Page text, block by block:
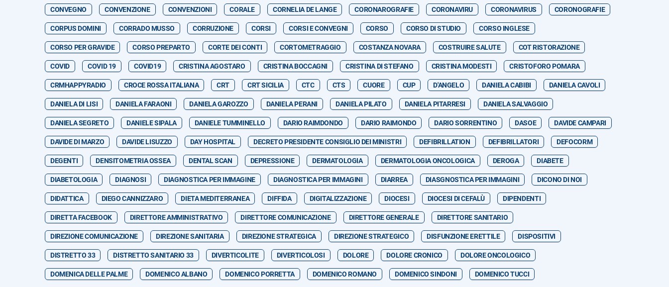
CONVEGNO CONVENZIONE CONVENZIONI CORALE CORNELIA DE LANGE CORONAROGRAFIE CORONAVIRU CORONAVIRUS CORONOGRAFIE
CORPUS DOMINI CORRADO MUSSO CORRUZIONE CORSI CORSI E CONVEGNI CORSO CORSO DI STUDIO CORSO INGLESE
CORSO PER GRAVIDE CORSO PREPARTO CORTE DEI CONTI CORTOMETRAGGIO COSTANZA NOVARA COSTRUIRE SALUTE COT RISTORAZIONE
COVID COVID 19 COVID19 CRISTINA AGOSTARO CRISTINA BOCCAGNI CRISTINA DI STEFANO CRISTINA MODESTI CRISTOFORO POMARA
CRMHAPPYRADIO CROCE ROSSA ITALIANA CRT CRT SICILIA CTC CTS CUORE CUP D'ANGELO DANIELA CABIBI DANIELA CAVOLI
DANIELA DI LISI DANIELA FARAONI DANIELA GAROZZO DANIELA PERANI DANIELA PILATO DANIELA PITARRESI DANIELA SALVAGGIO
DANIELA SEGRETO DANIELE SIPALA DANIELE TUMMINELLO DARIO RAIMDONDO DARIO RAIMONDO DARIO SORRENTINO DASOE DAVIDE CAMPARI
DAVIDE DI MARZO DAVIDE LISUZZO DAY HOSPITAL DECRETO PRESIDENTE CONSIGLIO DEI MINISTRI DEFIBRILLATION DEFIBRILLATORI DEFOCORM
DEGENTI DENSITOMETRIA OSSEA DENTAL SCAN DEPRESSIONE DERMATOLOGIA DERMATOLOGIA ONCOLOGICA DEROGA DIABETE
DIABETOLOGIA DIAGNOSI DIAGNOSTICA PER IMMAGINE DIAGNOSTICA PER IMMAGINI DIARREA DIASGNOSTICA PER IMMAGINI DICONO DI NOI
DIDATTICA DIEGO CANNIZZARO DIETA MEDITERRANEA DIFFIDA DIGITALIZZAZIONE DIOCESI DIOCESI DI CEFALÙ DIPENDENTI
DIRETTA FACEBOOK DIRETTORE AMMINISTRATIVO DIRETTORE COMUNICAZIONE DIRETTORE GENERALE DIRETTORE SANITARIO
DIREZIONE COMUNICAZIONE DIREZIONE SANITARIA DIREZIONE STRATEGICA DIREZIONE STRATEGICO DISFUNZIONE ERETTILE DISPOSITIVI
DISTRETTO 33 DISTRETTO SANITARIO 33 DIVERTICOLITE DIVERTICOLOSI DOLORE DOLORE CRONICO DOLORE ONCOLOGICO
DOMENICA DELLE PALME DOMENICO ALBANO DOMENICO PORRETTA DOMENICO ROMANO DOMENICO SINDONI DOMENICO TUCCI